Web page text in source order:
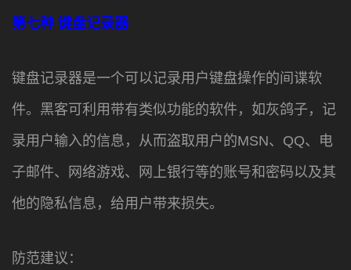
第七种 键盘记录器
键盘记录器是一个可以记录用户键盘操作的间谍软
件。黑客可利用带有类似功能的软件，如灰鸽子，记
录用户输入的信息，从而盗取用户的MSN、QQ、电
子邮件、网络游戏、网上银行等的账号和密码以及其
他的隐私信息，给用户带来损失。
防范建议：